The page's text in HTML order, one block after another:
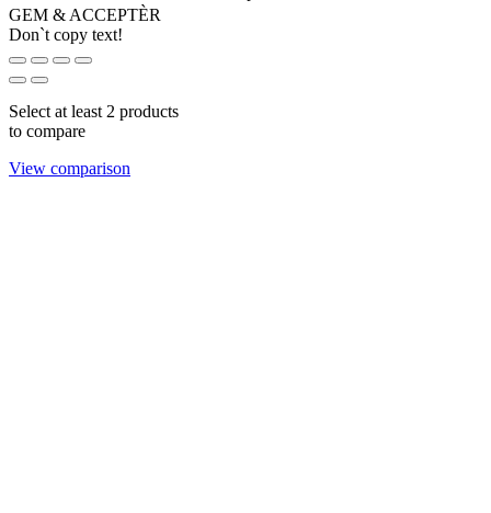
GEM & ACCEPTÈR
Don`t copy text!
Select at least 2 products
to compare
View comparison